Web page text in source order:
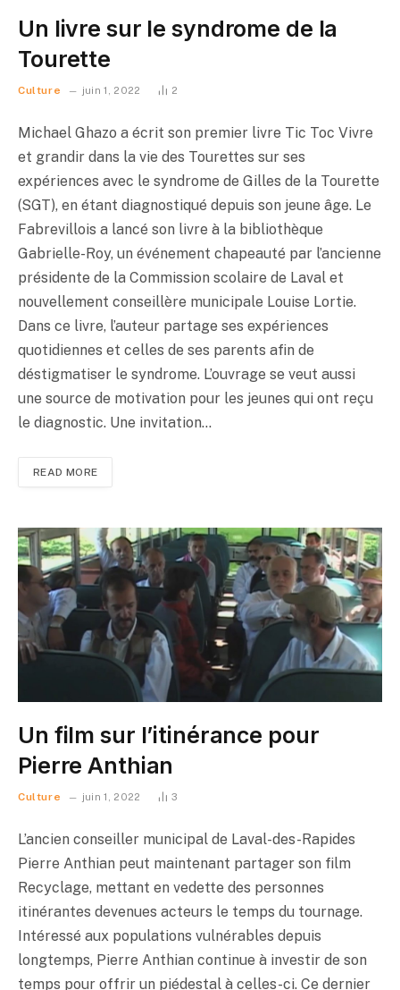
Un livre sur le syndrome de la
Tourette
Culture juin 1, 2022 2
Michael Ghazo a écrit son premier livre Tic Toc Vivre
et grandir dans la vie des Tourettes sur ses
expériences avec le syndrome de Gilles de la Tourette
(SGT), en étant diagnostiqué depuis son jeune âge. Le
Fabrevillois a lancé son livre à la bibliothèque
Gabrielle-Roy, un événement chapeauté par l’ancienne
présidente de la Commission scolaire de Laval et
nouvellement conseillère municipale Louise Lortie.
Dans ce livre, l’auteur partage ses expériences
quotidiennes et celles de ses parents afin de
déstigmatiser le syndrome. L’ouvrage se veut aussi
une source de motivation pour les jeunes qui ont reçu
le diagnostic. Une invitation…
READ MORE
Un film sur l’itinérance pour
Pierre Anthian
Culture juin 1, 2022 3
L’ancien conseiller municipal de Laval-des-Rapides
Pierre Anthian peut maintenant partager son film
Recyclage, mettant en vedette des personnes
itinérantes devenues acteurs le temps du tournage.
Intéressé aux populations vulnérables depuis
longtemps, Pierre Anthian continue à investir de son
temps pour offrir un piédestal à celles-ci. Ce dernier